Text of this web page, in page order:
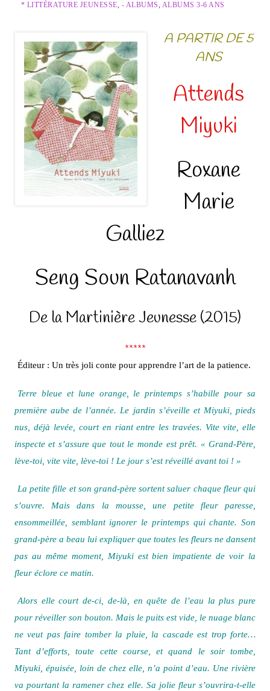
* LITTÉRATURE JEUNESSE, - ALBUMS, ALBUMS 3-6 ANS
A PARTIR DE 5
ANS
Attends
Miyuki
Roxane
Marie
Galliez
Seng Soun Ratanavanh
De la Martinière Jeunesse (2015)
*****
Éditeur : Un très joli conte pour apprendre l’art de la patience.
Terre bleue et lune orange, le printemps s’habille pour sa
première aube de l’année. Le jardin s’éveille et Miyuki, pieds
nus, déjà levée, court en riant entre les travées. Vite vite, elle
inspecte et s’assure que tout le monde est prêt. « Grand-Père,
lève-toi, vite vite, lève-toi ! Le jour s’est réveillé avant toi ! »
La petite fille et son grand-père sortent saluer chaque fleur qui
s’ouvre. Mais dans la mousse, une petite fleur paresse,
ensommeillée, semblant ignorer le printemps qui chante. Son
grand-père a beau lui expliquer que toutes les fleurs ne dansent
pas au même moment, Miyuki est bien impatiente de voir la
fleur éclore ce matin.
Alors elle court de-ci, de-là, en quête de l’eau la plus pure
pour réveiller son bouton. Mais le puits est vide, le nuage blanc
ne veut pas faire tomber la pluie, la cascade est trop forte…
Tant d’efforts, toute cette course, et quand le soir tombe,
Miyuki, épuisée, loin de chez elle, n’a point d’eau. Une rivière
va pourtant la ramener chez elle. Sa jolie fleur s’ouvrira-t-elle